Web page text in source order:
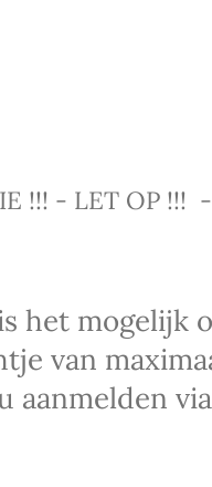
- LET OP
het mogelijk
van
aanmelden via